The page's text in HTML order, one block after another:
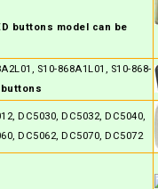
buttons model can be
S10-868A1L01, S10-868-
DC5030, DC5032, DC5040,
DC5062, DC5070, DC5072